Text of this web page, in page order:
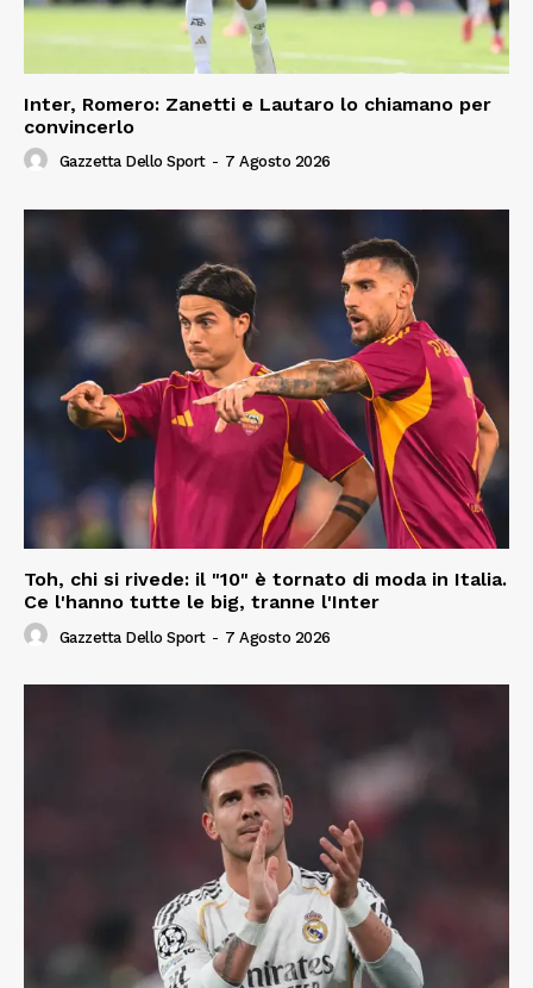
Inter, Romero: Zanetti e Lautaro lo chiamano per
convincerlo
Gazzetta Dello Sport - 7 Agosto 2026
Toh, chi si rivede: il "10" è tornato di moda in Italia.
Ce l'hanno tutte le big, tranne l'Inter
Gazzetta Dello Sport - 7 Agosto 2026